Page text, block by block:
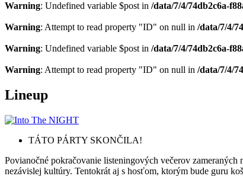
Warning: Undefined variable $post in /data/7/4/74db2c6a-
Warning: Attempt to read property "ID" on null in /data/7/4/
Warning: Undefined variable $post in /data/7/4/74db2c6a-
Warning: Attempt to read property "ID" on null in /data/7/4/
Lineup
TÁTO PÁRTY SKONČILA!
Povianočné pokračovanie listeningových večerov
nezávislej kultúry. Tentokrát aj s hosťom, ktorým bude guru